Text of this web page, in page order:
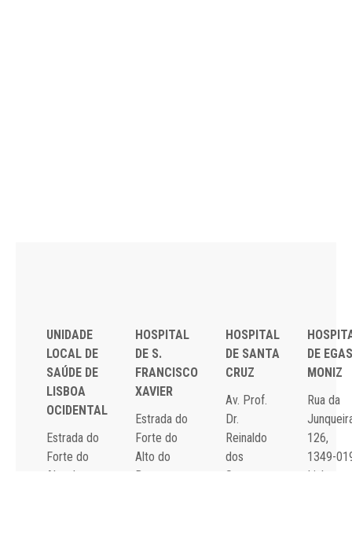
UNIDADE
LOCAL DE
SAÚDE DE
LISBOA
OCIDENTAL
Estrada do
Forte do
Alto do
HOSPITAL
DE S.
FRANCISCO
XAVIER
Estrada do
Forte do
Alto do
Duque,
HOSPITAL
DE SANTA
CRUZ
Av. Prof.
Dr.
Reinaldo
dos
Santos,
DE EGAS
MONIZ
Rua da
126,
1349-
Lisboa